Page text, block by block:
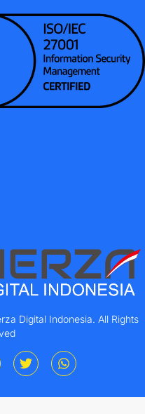
Digital Indonesia. All Rights